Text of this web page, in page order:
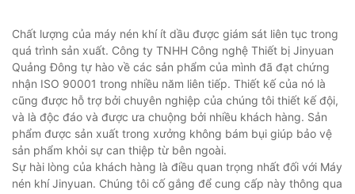
Chất lượng của máy nén khí ít dầu được giám sát liên tục trong
quá trình sản xuất. Công ty TNHH Công nghệ Thiết bị Jinyuan
Quảng Đông tự hào về các sản phẩm của mình đã đạt chứng
nhận ISO 90001 trong nhiều năm liên tiếp. Thiết kế của nó là
cũng được hỗ trợ bởi chuyên nghiệp của chúng tôi thiết kế đội,
và là độc đáo và được ưa chuộng bởi nhiều khách hàng. Sản
phẩm được sản xuất trong xưởng không bám bụi giúp bảo vệ
sản phẩm khỏi sự can thiệp từ bên ngoài.
Sự hài lòng của khách hàng là điều quan trọng nhất đối với Máy
nén khí Jinyuan. Chúng tôi cố gắng để cung cấp này thông qua